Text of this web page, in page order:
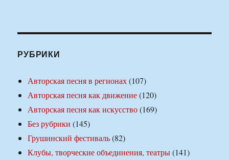
РУБРИКИ
Авторская песня в регионах(107)
Авторская песня как движение(120)
Авторская песня как искусство(169)
Без рубрики (145)
Грушинский фестиваль(82)
Клубы, творческие объединения, театры(141)